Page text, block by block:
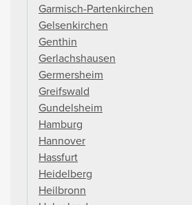
Garmisch-Partenkirchen
Gelsenkirchen
Genthin
Gerlachshausen
Germersheim
Greifswald
Gundelsheim
Hamburg
Hannover
Hassfurt
Heidelberg
Heilbronn